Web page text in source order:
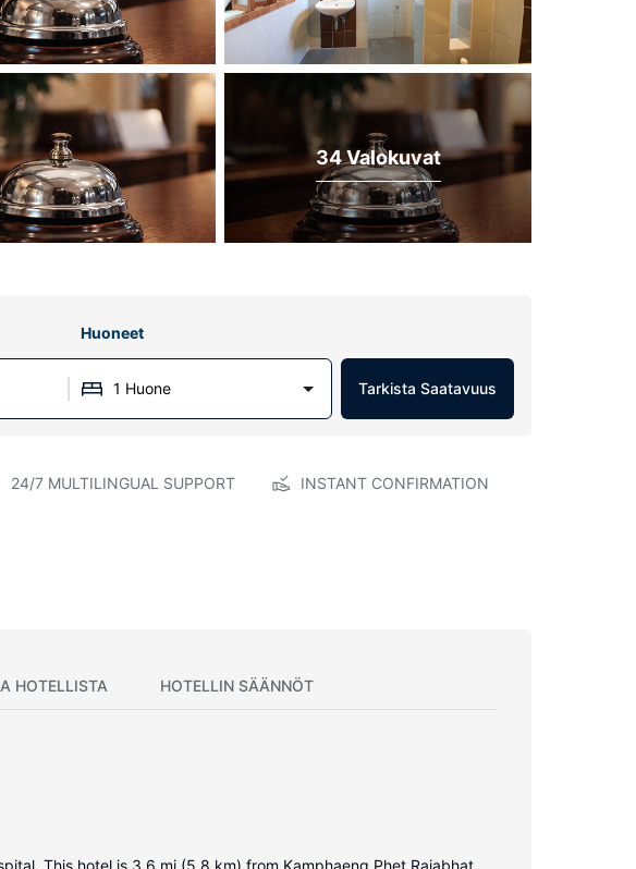
34 Valokuvat
Huoneet
1 Huone Tarkista Saatavuus
24/7 MULTILINGUAL SUPPORT INSTANT CONFIRMATION
HOTELLISTA HOTELLIN SÄÄNNÖT
This hotel is 3.6 mi (5.8 km) from Kamphaeng Phet Rajabhat